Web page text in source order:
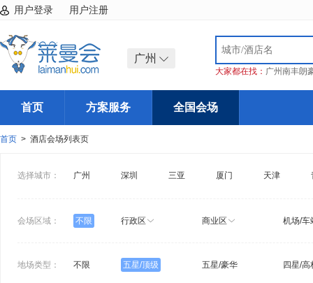
用户登录 用户注册
广州
大家都在找： 广州南丰朗
首页 方案服务 全国会场
首页 > 酒店会场列表页
选择城市： 广州 深圳 三亚 厦门 天津
会场区域： 不限 行政区 商业区 机场/车
地场类型： 不限 五星/顶级 五星/豪华 四星/高